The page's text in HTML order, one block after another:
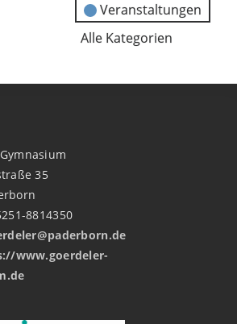
Veranstaltungen
Alle Kategorien
35
8814350
www.goerdeler-